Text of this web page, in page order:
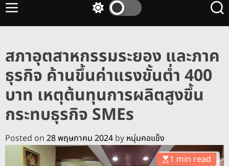
า
ว
M
c
h
c
o
l
o
r
o
d
e
S
c
h
สภาอุตสาหกรรมระยอง และภาค
ธุรกิจ ค้านขึ้นค่าแรงขั้นต่ำ 400
บาท เหตุต้นทุนการผลิตสูงขึ้น
กระทบธุรกิจ SMEs
Posted on 28 พฤษภาคม 2024 by หนุ่มคอแข็ง
1 min read